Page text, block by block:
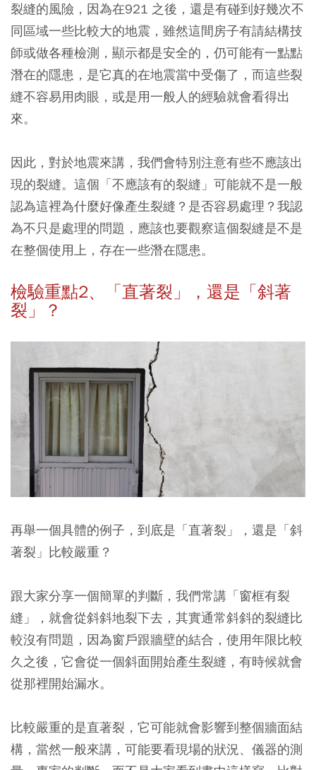
裂縫的風險，因為在921 之後，還是有碰到好幾次不
同區域一些比較大的地震，雖然這間房子有請結構技
師或做各種檢測，顯示都是安全的，仍可能有一點點
潛在的隱患，是它真的在地震當中受傷了，而這些裂
縫不容易用肉眼，或是用一般人的經驗就會看得出
來。
因此，對於地震來講，我們會特別注意有些不應該出
現的裂縫。這個「不應該有的裂縫」可能就不是一般
認為這裡為什麼好像產生裂縫？是否容易處理？我認
為不只是處理的問題，應該也要觀察這個裂縫是不是
在整個使用上，存在一些潛在隱患。
檢驗重點2、「直著裂」，還是「斜著
裂」？
再舉一個具體的例子，到底是「直著裂」，還是「斜
著裂」比較嚴重？
跟大家分享一個簡單的判斷，我們常講「窗框有裂
縫」，就會從斜斜地裂下去， 其實通常斜斜的裂縫比
較沒有問題 ，因為窗戶跟牆壁的結合，使用年限比較
久之後，它會從一個斜面開始產生裂縫，有時候就會
從那裡開始漏水。
比較嚴重的是直著裂，它可能就會影響到整個牆面結
構 ，當然一般來講，可能要看現場的狀況、儀器的測